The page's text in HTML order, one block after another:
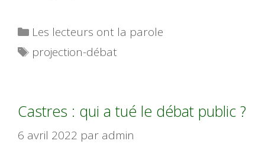
Catégories
Les lecteurs ont la parole
Étiquettes
projection-débat
Castres : qui a tué le débat public ?
6 avril 2022 par admin